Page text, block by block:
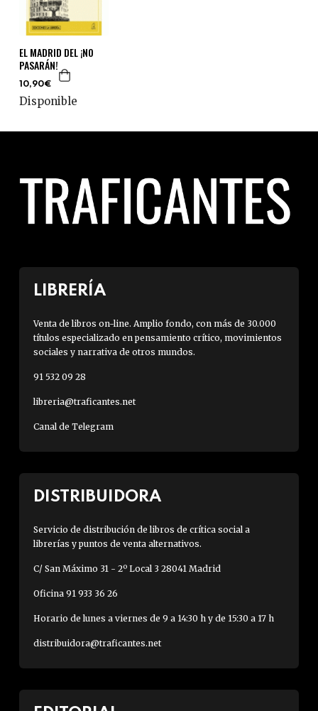
EL MADRID DEL ¡NO
PASARÁN!
10,90€
Disponible
LIBRERÍA
Venta de libros on-line. Amplio fondo, con más de 30.000
títulos especializado en pensamiento crítico, movimientos
sociales y narrativa de otros mundos.
91 532 09 28
libreria@traficantes.net
Canal de Telegram
DISTRIBUIDORA
Servicio de distribución de libros de crítica social a
librerías y puntos de venta alternativos.
C/ San Máximo 31 - 2º Local 3 28041 Madrid
Oficina 91 933 36 26
Horario de lunes a viernes de 9 a 14:30 h y de 15:30 a 17 h
distribuidora@traficantes.net